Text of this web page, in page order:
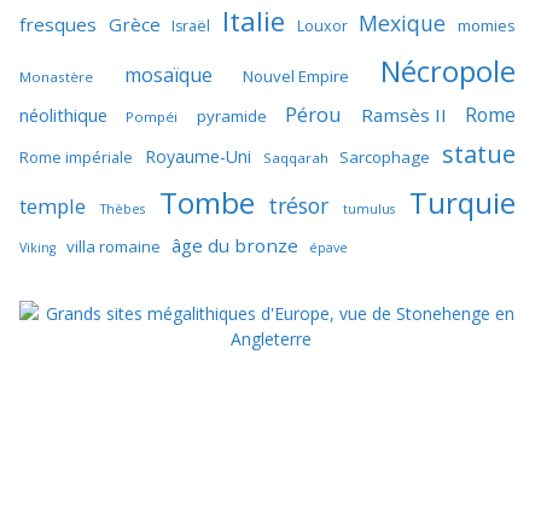
fresques Grèce Israël Italie Louxor Mexique momies
Monastère mosaïque Nouvel Empire Nécropole
néolithique Pompéi pyramide Pérou Ramsès II Rome
Rome impériale Royaume-Uni Saqqarah Sarcophage statue
temple Thèbes Tombe trésor tumulus Turquie
Viking villa romaine âge du bronze épave